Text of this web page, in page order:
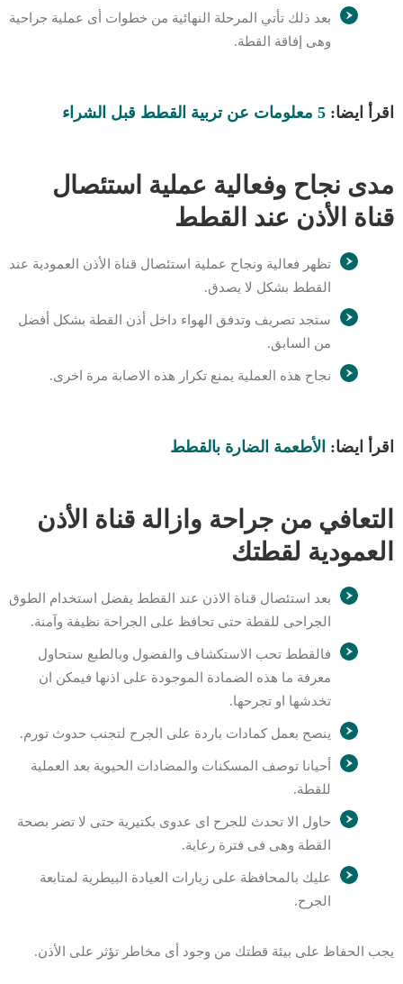
بعد ذلك تأتي المرحلة النهائية من خطوات أى عملية جراحية
وهى إفاقة القطة.
اقرأ ايضا: 5 معلومات عن تربية القطط قبل الشراء
مدى نجاح وفعالية عملية استئصال
قناة الأذن عند القطط
تظهر فعالية ونجاح عملية استئصال قناة الأذن العمودية عند
القطط بشكل لا يصدق.
ستجد تصريف وتدفق الهواء داخل أذن القطة بشكل أفضل
من السابق.
نجاح هذه العملية يمنع تكرار هذه الاصابة مرة اخرى.
اقرأ ايضا: الأطعمة الضارة بالقطط
التعافي من جراحة وازالة قناة الأذن
العمودية لقطتك
بعد استئصال قناة الاذن عند القطط يفضل استخدام الطوق
الجراحى للقطة حتى تحافظ على الجراحة نظيفة وآمنة.
فالقطط تحب الاستكشاف والفضول وبالطبع ستحاول
معرفة ما هذه الضمادة الموجودة على اذنها فيمكن ان
تخدشها او تجرحها.
ينصح بعمل كمادات باردة على الجرح لتجنب حدوث تورم.
أحيانا توصف المسكنات والمضادات الحيوية بعد العملية
للقطة.
حاول الا تحدث للجرح اى عدوى بكتيرية حتى لا تضر بصحة
القطة وهى فى فترة رعاية.
عليك بالمحافظة على زيارات العيادة البيطرية لمتابعة
الجرح.
يجب الحفاظ على بيئة قطتك من وجود أى مخاطر تؤثر على الأذن.